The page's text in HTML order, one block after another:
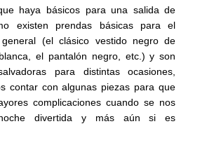
haya básicos para una salida de
existen prendas básicas para el
(el clásico vestido negro de
el pantalón negro, etc.) y son
para distintas ocasiones,
contar con algunas piezas para que
complicaciones cuando se nos
divertida y más aún si es